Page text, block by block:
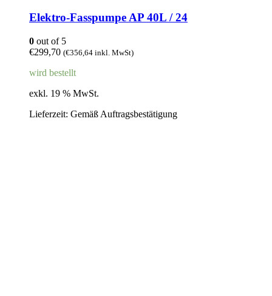
Elektro-Fasspumpe AP 40L / 24
0 out of 5
€299,70 (€356,64 inkl. MwSt)
wird bestellt
exkl. 19 % MwSt.
Lieferzeit: Gemäß Auftragsbestätigung